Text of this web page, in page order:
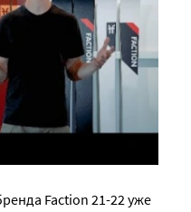
Faction 21-22 уже